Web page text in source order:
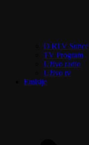
O RTV Sunce
TV Program
Uživo radio
Uživo tv
Emisije